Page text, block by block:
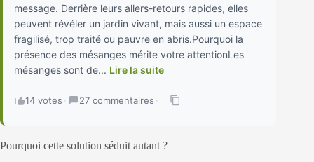
message. Derrière leurs allers-retours rapides, elles
peuvent révéler un jardin vivant, mais aussi un espace
fragilisé, trop traité ou pauvre en abris.Pourquoi la
présence des mésanges mérite votre attentionLes
mésanges sont de... Lire la suite
14 votes · 27 commentaires ·
Pourquoi cette solution séduit autant ?